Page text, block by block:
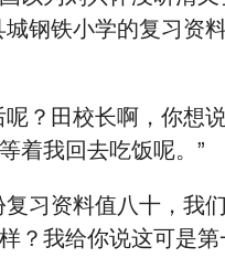
城钢铁小学的复习资
呢？田校长啊，你想
着我回去吃饭呢。”
复习资料值八十，我
？我给你说这可是第